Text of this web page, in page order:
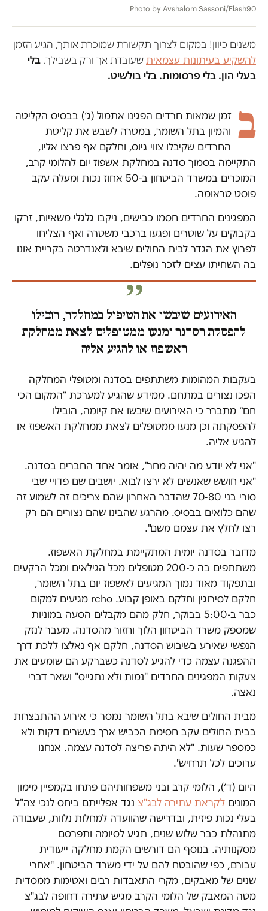
Photo by Avshalom Sassoni/Flash90
משנים כיוון! במקום לצרוך תקשורת שמוכרת אותך, הגיע הזמן
להשקיע בעיתונות עצמאיתשעובדת אך ורק בשבילך. בלי
בעלי הון. בלי פרסומות. בלי בולשיט.
ב זמן שמאות חרדים הפגינו אתמול (ג׳) בבסיס הקליטה
והמיון בתל השומר, במטרה לשבש את קליטת
החרדים שקיבלו צווי גיוס, וחלקם אף פרצו אליו,
התקיימה בסמוך סדנה במחלקת אשפוז יום להלומי קרב,
המוכרים במשרד הביטחון ב-50 אחוז נכות ומעלה עקב
פוסט טראומה.
המפגינים החרדים חסמו כבישים, ניקבו גלגלי משאיות, זרקו
בקבוקים על שוטרים ופגעו ברכבי משטרה ואף הצליחו
לפרוץ את הגדר לבית החולים שיבא ולאנדרטה בקריית אונו
בה השחיתו עצים לזכר נופלים.
האירועים שיבשו את הטיפול במחלקה, הובילו
להפסקת הסדנה ומנעו ממטופלים לצאת ממחלקת
האשפוז או להגיע אליה
בעקבות המהומות משתתפים בסדנה ומטופלי המחלקה
הפכו נצורים במתחם. ממידע שהגיע למערכת ״המקום הכי
חם״ מתברר כי האירועים שיבשו את קיומה, הובילו
להפסקתה וכן מנעו ממטופלים לצאת ממחלקת האשפוז או
להגיע אליה.
"אני לא יודע מה יהיה מחר", אומר אחד החברים בסדנה.
"אני חושש שאנשים לא ירצו לבוא. יושבים שם פדויי שבי
סורי בני 70-80 שהדבר האחרון שהם צריכים זה לשמוע זה
שהם כלואים בבסיס. מהרגע שהבינו שהם נצורים הם רק
רצו לחלץ את עצמם משם".
מדובר בסדנה יומית המתקיימת במחלקת האשפוז.
משתתפים בה כ-200 מטופלים מכל הגילאים ומכל הרקעים
ובתפקוד מאוד נמוך המגיעים לאשפוז יום בתל השומר,
חלקם לסירוגין וחלקם באופן קבוע. rcho מגיעים למקום
כבר ב-5:00 בבוקר, חלק מהם מקבלים הסעה במוניות
שמספק משרד הביטחון הלוך וחזור מהסדנה. מעבר לנזק
הנפשי שאירע בשיבוש הסדנה, חלקם אף נאלצו ללכת דרך
ההפגנה עצמה כדי להגיע לסדנה כשברקע הם שומעים את
צעקות המפגינים החרדים "נמות ולא נתגייס" ושאר דברי
נאצה.
מבית החולים שיבא בתל השומר נמסר כי אירוע ההתבצרות
בבית החולים עקב חסימת הכביש ארך כעשרים דקות ולא
כמספר שעות. "לא היתה פריצה לסדנה עצמה. אנחנו
ערוכים לכל תרחיש".
היום (ד׳), הלומי קרב ובני משפחותיהם פתחו בקמפיין מימון
המונים לקראת עתירה לבג"צ נגד אפלייתם ביחס לנכי צה"ל
בעלי נכות פיזית, ובדרישה שהוועדה למחלות נלוות, שעבודה
מתנהלת כבר שלוש שנים, תגיע לסיומה ותפרסם
מסקנותיה. בנוסף הם דורשים הקמת מחלקה ייעודית
עבורם, כפי שהובטח להם על ידי משרד הביטחון. "אחרי
שנים של מאבקים, מקרי התאבדות רבים ואטימות ממסדית
מטה המאבק של הלומי הקרב מגיש עתירה דחופה לבג"צ